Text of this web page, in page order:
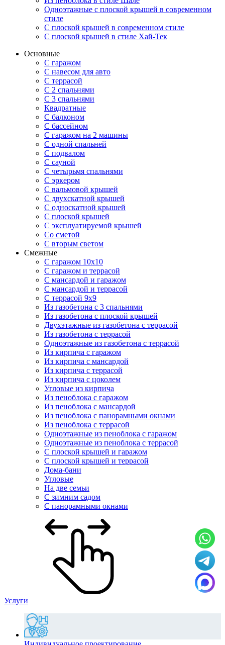
Одноэтажные с плоской крышей в современном
стиле
С плоской крышей в современном стиле
С плоской крышей в стиле Хай-Тек
Основные
С гаражом
С навесом для авто
С террасой
С 2 спальнями
С 3 спальнями
Квадратные
С балконом
С бассейном
С гаражом на 2 машины
С одной спальней
С подвалом
С сауной
С четырьмя спальнями
С эркером
С вальмовой крышей
С двухскатной крышей
С односкатной крышей
С плоской крышей
С эксплуатируемой крышей
Со сметой
С вторым светом
Смежные
С гаражом 10х10
С гаражом и террасой
С мансардой и гаражом
С мансардой и террасой
С террасой 9х9
Из газобетона с 3 спальнями
Из газобетона с плоской крышей
Двухэтажные из газобетона с террасой
Из газобетона с террасой
Одноэтажные из газобетона с террасой
Из кирпича с гаражом
Из кирпича с мансардой
Из кирпича с террасой
Из кирпича с цоколем
Угловые из кирпича
Из пеноблока с гаражом
Из пеноблока с мансардой
Из пеноблока с панорамными окнами
Из пеноблока с террасой
Одноэтажные из пеноблока с гаражом
Одноэтажные из пеноблока с террасой
С плоской крышей и гаражом
С плоской крышей и террасой
Дома-бани
Угловые
На две семьи
С зимним садом
С панорамными окнами
Услуги